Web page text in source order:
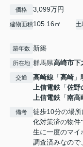
価格 3,099万円
建物面積105.16㎡ 土
築年数 新築
所在地 群馬県高崎市下
交通 高崎線 「高崎
上信電鉄 「佐野
上信電鉄 「南高
備考
徒歩10分の場
化対策済の物件
生に一度のマイ
調査済みなので